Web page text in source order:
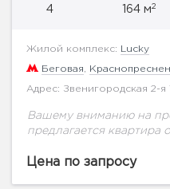
4 164 м2
Жилой комплекс: Lucky
Беговая
Адрес: Звенигородская 2-я
Вашему вниманию на
предлагается квартира
зеленом и
Цена по запросу